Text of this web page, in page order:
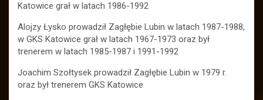
Katowice grał w latach 1986-1992
Alojzy Łysko prowadził Zagłębie Lubin w latach 1987-1988,
w GKS Katowice grał w latach 1967-1973 oraz był
trenerem w latach 1985-1987 i 1991-1992
Joachim Szołtysek prowadził Zagłębie Lubin w 1979 r.
oraz był trenerem GKS Katowice